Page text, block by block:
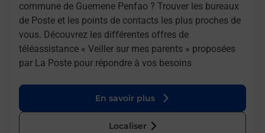
commune de Guemene Penfao ? Trouver les bureaux
de Poste et les points de contacts les plus proches de
vous. Découvrez les différentes offres de
téléassistance « Veiller sur mes parents » proposées
par La Poste pour répondre à vos besoins
En savoir plus
Localiser